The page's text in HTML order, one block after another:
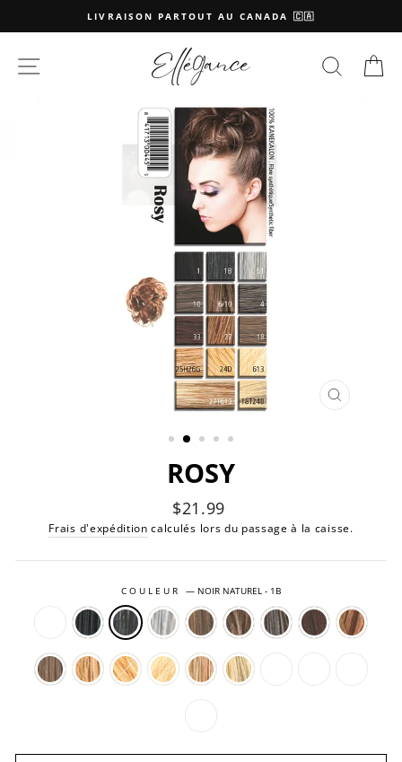
au
LIVRAISON PARTOUT AU CANADA 🇨🇦
FERMER
ROSY
Prix
régulier
$21.99
Frais d'expédition calculés lors du passage à la caisse.
COULEUR— NOIR NATUREL - 1B